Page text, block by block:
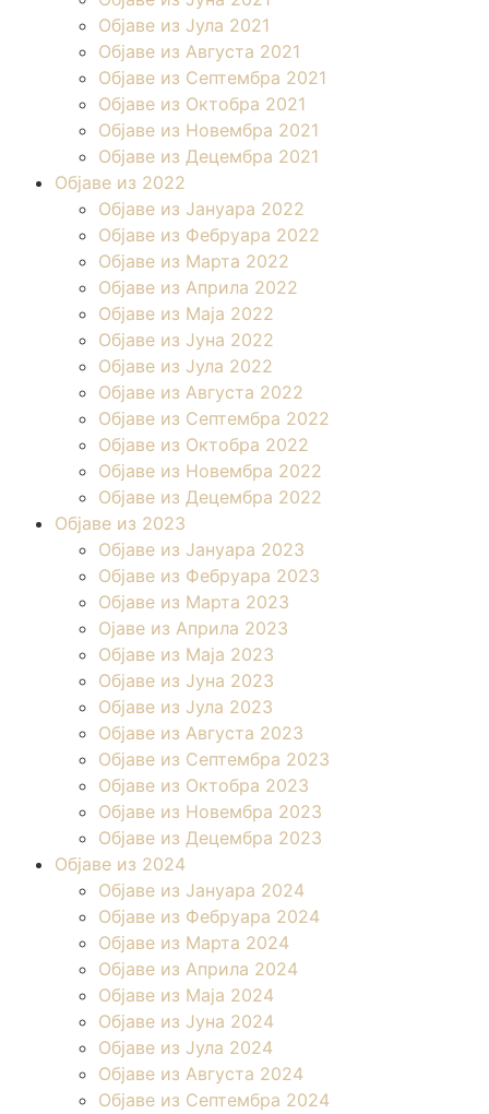
Објаве из Јула 2021
Објаве из Августа 2021
Објаве из Септембра 2021
Објаве из Октобра 2021
Објаве из Новембра 2021
Објаве из Децембра 2021
Објаве из 2022
Објаве из Јануара 2022
Објаве из Фебруара 2022
Објаве из Марта 2022
Објаве из Априла 2022
Објаве из Маја 2022
Објаве из Јуна 2022
Објаве из Јула 2022
Објаве из Августа 2022
Објаве из Септембра 2022
Објаве из Октобра 2022
Објаве из Новембра 2022
Објаве из Децембра 2022
Објаве из 2023
Објаве из Јануара 2023
Објаве из Фебруара 2023
Објаве из Марта 2023
Ојаве из Априла 2023
Објаве из Маја 2023
Објаве из Јуна 2023
Објаве из Јула 2023
Објаве из Августа 2023
Објаве из Септембра 2023
Објаве из Октобра 2023
Објаве из Новембра 2023
Објаве из Децембра 2023
Објаве из 2024
Објаве из Јануара 2024
Објаве из Фебруара 2024
Објаве из Марта 2024
Објаве из Априла 2024
Објаве из Маја 2024
Објаве из Јуна 2024
Објаве из Јула 2024
Објаве из Августа 2024
Објаве из Септембра 2024